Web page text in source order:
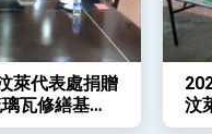
一步深化台美交流合作
萊代表處捐贈
瓦修繕基金
汶